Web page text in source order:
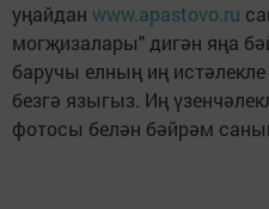
уңайдан www.apastovo.ru
могҗизалары" дигән яңа
баручы елның иң
безгә языгыз. Иң
фотосы белән бәйрәм